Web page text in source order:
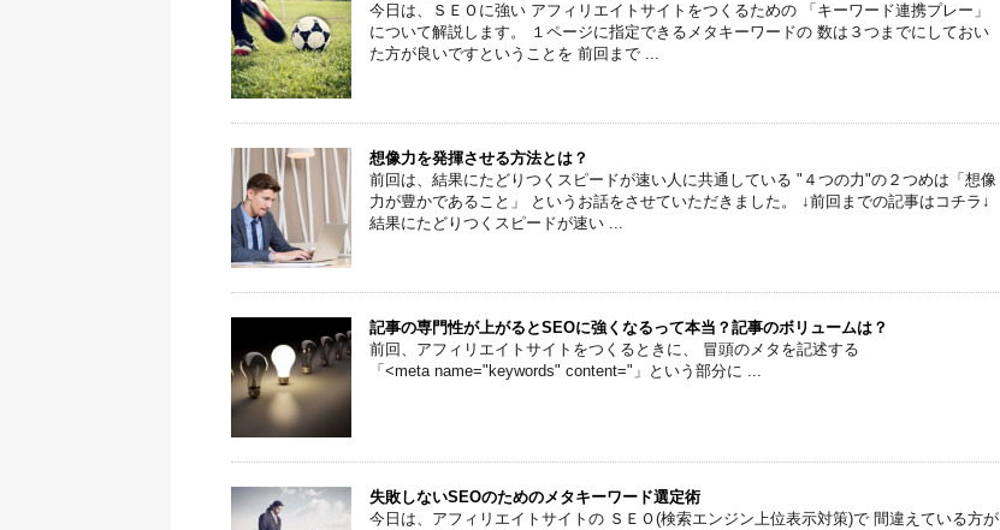
今日は、ＳＥＯに強い アフィリエイトサイトをつくるための 「キーワード連携プレー」
について解説します。 １ページに指定できるメタキーワードの 数は３つまでにしておい
た方が良いですということを 前回まで ...
想像力を発揮させる方法とは？
前回は、結果にたどりつくスピードが速い人に共通している "４つの力"の２つめは「想像
力が豊かであること」 というお話をさせていただきました。 ↓前回までの記事はコチラ↓
結果にたどりつくスピードが速い ...
記事の専門性が上がるとSEOに強くなるって本当？記事のボリュームは？
前回、アフィリエイトサイトをつくるときに、 冒頭のメタを記述する
「<meta name="keywords" content="」という部分に ...
失敗しないSEOのためのメタキーワード選定術
今日は、アフィリエイトサイトの ＳＥＯ(検索エンジン上位表示対策)で 間違えている方が